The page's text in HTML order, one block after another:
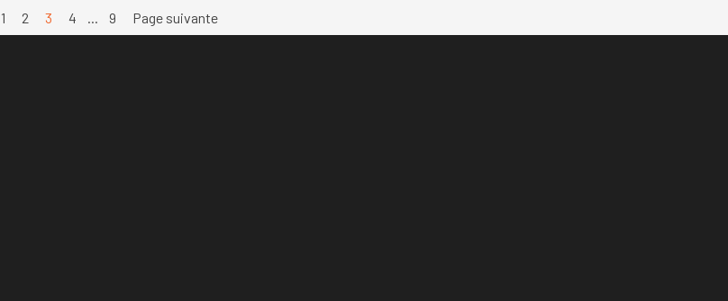
Aller à la page :
1 Aller à la page :
2 Page actuelle :
3 Aller à la page :
4 ... Aller à la page :
9 Page suivante